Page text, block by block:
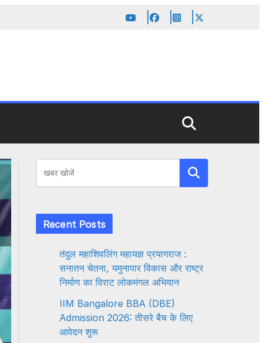
Search
Recent Posts
तंदुल महाशिवलिंग महायज्ञ प्रयागराज :
सनातन चेतना, यमुनापार विकास और राष्ट्र
निर्माण का विराट लोकमंगल अभियान
IIM Bangalore BBA (DBE)
Admission 2026: तीसरे बैच के लिए
आवेदन शुरू